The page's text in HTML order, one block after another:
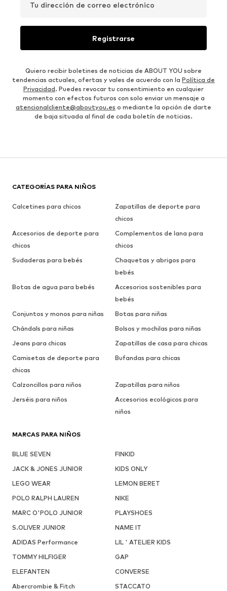
Tu dirección de correo electrónico
Registrarse
Quiero recibir boletines de noticias de ABOUT YOU sobre
tendencias actuales, ofertas y vales de acuerdo con la Política de
Privacidad. Puedes revocar tu consentimiento en cualquier
momento con efectos futuros con solo enviar un mensaje a
atencionalcliente@aboutyou.es o mediante la opción de darte
de baja situada al final de cada boletín de noticias.
CATEGORÍAS PARA NIÑOS
Calcetines para chicos
Zapatillas de deporte para
chicos
Accesorios de deporte para
chicos
Complementos de lana para
chicos
Sudaderas para bebés
Chaquetas y abrigos para
bebés
Botas de agua para bebés
Accesorios sostenibles para
bebés
Conjuntos y monos para niñas
Botas para niñas
Chándals para niñas
Bolsos y mochilas para niñas
Jeans para chicas
Zapatillas de casa para chicas
Camisetas de deporte para
chicas
Bufandas para chicas
Calzoncillos para niños
Zapatillas para niños
Jerséis para niños
Accesorios ecológicos para
niños
MARCAS PARA NIÑOS
BLUE SEVEN
FINKID
JACK & JONES JUNIOR
KIDS ONLY
LEGO WEAR
LEMON BERET
POLO RALPH LAUREN
NIKE
MARC O'POLO JUNIOR
PLAYSHOES
S.OLIVER JUNIOR
NAME IT
ADIDAS Performance
LIL ' ATELIER KIDS
TOMMY HILFIGER
GAP
ELEFANTEN
CONVERSE
Abercrombie & Fitch
STACCATO